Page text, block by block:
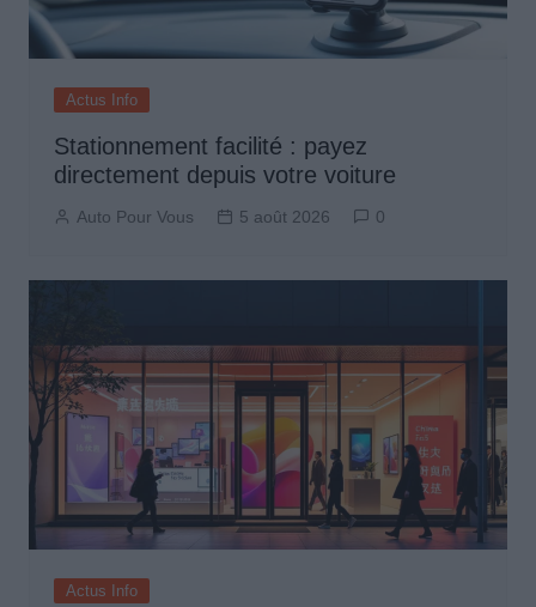
Actus Info
Stationnement facilité : payez
directement depuis votre voiture
Auto Pour Vous 5 août 2026 0
Actus Info